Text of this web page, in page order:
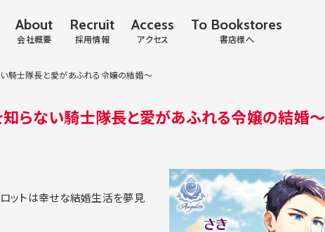
About
会社概要
Recruit
採用情報
Access
アクセス
To Bookstores
書店様へ
騎士隊長と愛があふれる令嬢の結婚～
知らない騎士隊長と愛があふれる令嬢の結婚～
ットは幸せな結婚生活を夢見